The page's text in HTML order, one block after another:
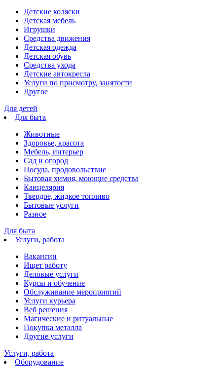
Детские коляски
Детская мебель
Игрушки
Средства движения
Детская одежда
Детская обувь
Средства ухода
Детские автокресла
Услуги по присмотру, занятости
Другое
Для детей
Для быта
Животные
Здоровье, красота
Мебель, интерьер
Сад и огород
Посуда, продовольствие
Бытовая химия, моющие средства
Канцелярия
Твердое, жидкое топливо
Бытовые услуги
Разное
Для быта
Услуги, работа
Вакансии
Ищет работу
Деловые услуги
Курсы и обучение
Обслуживание мероприятий
Услуги курьера
Веб решения
Магические и ритуальные
Покупка металла
Другие услуги
Услуги, работа
Оборудование